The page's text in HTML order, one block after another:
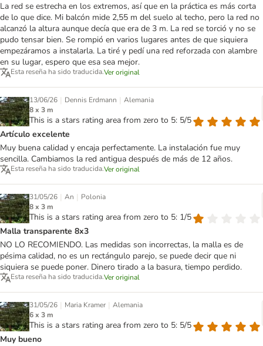
La red se estrecha en los extremos, así que en la práctica es más corta
de lo que dice. Mi balcón mide 2,55 m del suelo al techo, pero la red no
alcanzó la altura aunque decía que era de 3 m. La red se torció y no se
pudo tensar bien. Se rompió en varios lugares antes de que siquiera
empezáramos a instalarla. La tiré y pedí una red reforzada con alambre
en su lugar, espero que esa sea mejor.
Esta reseña ha sido traducida.Ver original
13/06/26 | Dennis Erdmann | Alemania
8 x 3 m
This is a stars rating area from zero to 5: 5/5
Artículo excelente
Muy buena calidad y encaja perfectamente. La instalación fue muy
sencilla. Cambiamos la red antigua después de más de 12 años.
Esta reseña ha sido traducida.Ver original
31/05/26 | An | Polonia
8 x 3 m
This is a stars rating area from zero to 5: 1/5
Malla transparente 8x3
NO LO RECOMIENDO. Las medidas son incorrectas, la malla es de
pésima calidad, no es un rectángulo parejo, se puede decir que ni
siquiera se puede poner. Dinero tirado a la basura, tiempo perdido.
Esta reseña ha sido traducida.Ver original
31/05/26 | Maria Kramer | Alemania
6 x 3 m
This is a stars rating area from zero to 5: 5/5
Muy bueno